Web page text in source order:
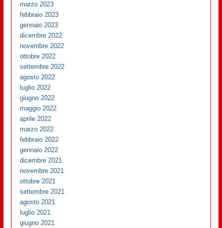
marzo 2023
febbraio 2023
gennaio 2023
dicembre 2022
novembre 2022
ottobre 2022
settembre 2022
agosto 2022
luglio 2022
giugno 2022
maggio 2022
aprile 2022
marzo 2022
febbraio 2022
gennaio 2022
dicembre 2021
novembre 2021
ottobre 2021
settembre 2021
agosto 2021
luglio 2021
giugno 2021